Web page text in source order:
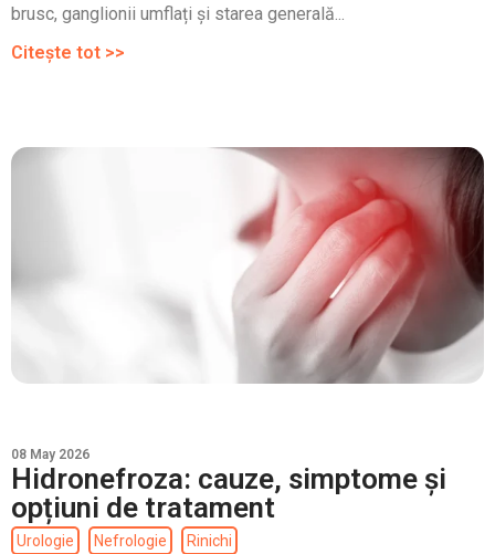
brusc, ganglionii umflați și starea generală...
Citește tot >>
08 May 2026
Hidronefroza: cauze, simptome și
opțiuni de tratament
Urologie Nefrologie Rinichi